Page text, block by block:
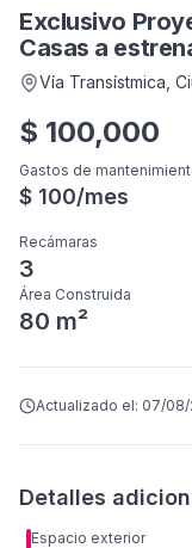
Exclusivo
Casas a
Vía Transístmica ,
$ 100,000
Gastos de
$ 100/mes
Recámaras
3
Área Construida
80 m²
Actualizado el: 07/08/
Detalles
Espacio exterior